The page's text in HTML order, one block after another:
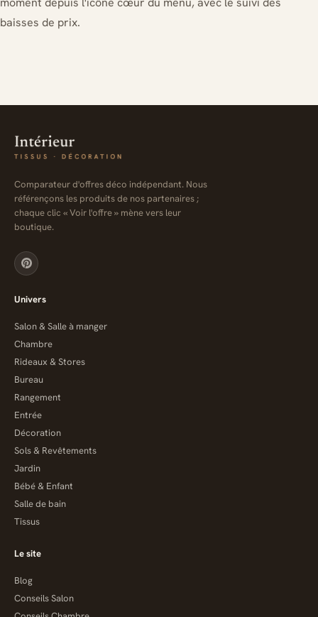
baisses de prix.
Comparateur d'offres déco indépendant. Nous
référençons les produits de nos partenaires ;
chaque clic « Voir l'offre » mène vers leur
boutique.
Univers
Salon & Salle à manger
Chambre
Rideaux & Stores
Bureau
Rangement
Entrée
Décoration
Sols & Revêtements
Jardin
Bébé & Enfant
Salle de bain
Tissus
Le site
Blog
Conseils Salon